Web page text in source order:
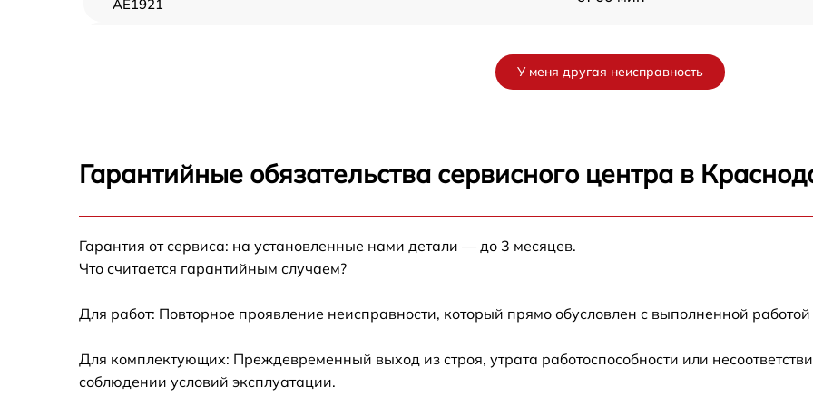
AE1921
Замена блока питания MSI Wind Top AE1921
AE1921
от 60 мин
Замена северного моста MSI Wind Top
У меня другая неисправность
Гарантийные обязательства сервисного центра в
Гарантия от сервиса: на установленные нами детали — до 3 месяцев.
Что считается гарантийным случаем?
Для работ: Повторное проявление неисправности, который прямо обусловлен с выполненной
Для комплектующих: Преждевременный выход из строя, утрата работоспособности или
соблюдении условий эксплуатации.